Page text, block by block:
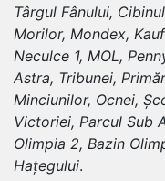
Târgul Fânului,
Morilor, Mondex,
Neculce 1, MOL,
Astra, Tribunei,
Minciunilor, Ocnei,
Victoriei, Parcul Sub
Olimpia 2, Bazin
Hațegului.